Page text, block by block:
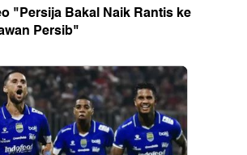
"Persija Bakal Naik Rantis ke
Persib"